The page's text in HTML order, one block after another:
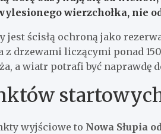
wierzchołka, nie
jest ścisłą ochroną jako
z drzewami liczącymi ponad
a wiatr potrafi być naprawdę
wyjściowe to Nowa Słupia